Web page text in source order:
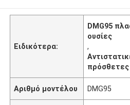
Ειδικότερα:
DMG95
ουσίες
,
πρόσθετες
Αριθμό μοντέλου DMG95